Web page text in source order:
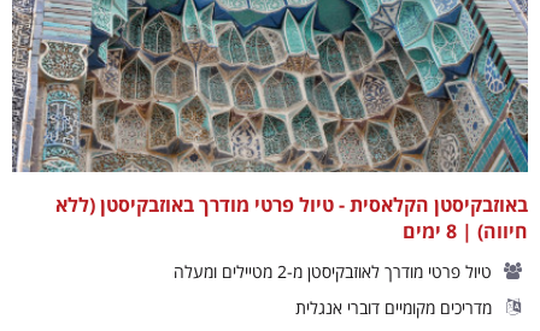
באוזבקיסטן הקלאסית - טיול פרטי מודרך באוזבקיסטן (ללא
חיווה) | 8 ימים
טיול פרטי מודרך לאוזבקיסטן מ-2 מטיילים ומעלה
מדריכים מקומיים דוברי אנגלית